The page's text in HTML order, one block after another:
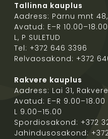
Tallinna kauplus
Aadress: Pärnu mnt
Avatud: E–R 10.00–18.00
L, P SULETUD
Tel: +372 646 3396
Relvaosakond: +372
Rakvere kauplus
Aadress: Lai 31, Rakvere
Avatud: E–R 9.00–18.00
L 9.00–15.00
Spordiosakond: +372
Jahindusosakond: